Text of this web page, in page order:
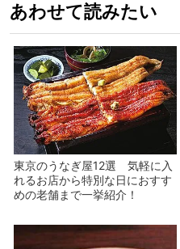
あわせて読みたい
東京のうなぎ屋12選 気軽に入
れるお店から特別な日におすす
めの老舗まで一挙紹介！